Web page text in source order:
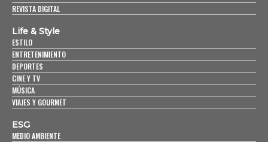
REVISTA DIGITAL
Life & Style
ESTILO
ENTRETENIMIENTO
DEPORTES
CINE Y TV
MÚSICA
VIAJES Y GOURMET
ESG
MEDIO AMBIENTE